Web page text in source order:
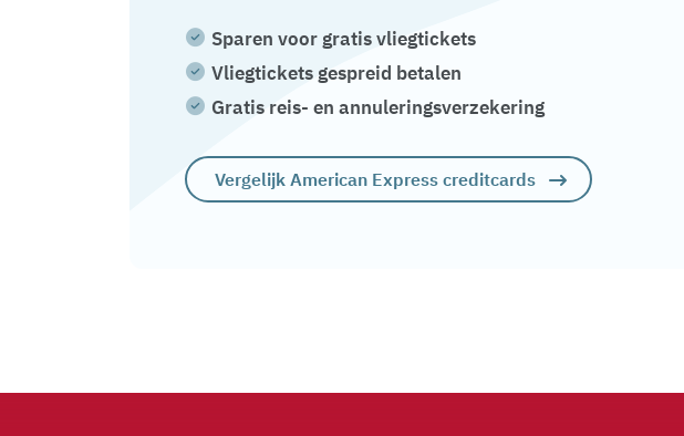
Sparen voor gratis vliegtickets
Vliegtickets gespreid betalen
Gratis reis- en annuleringsverzekering
Vergelijk American Express creditcards